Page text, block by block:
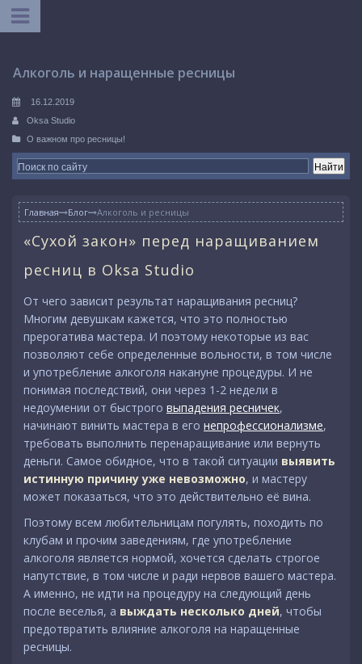
Алкоголь и наращенные ресницы
16.12.2019
Oksa Studio
О важном про ресницы!
ГлавнаяБлогАлкоголь и ресницы
«Сухой закон» перед наращиванием
ресниц в Oksa Studio
От чего зависит результат наращивания ресниц?
Многим девушкам кажется, что это полностью
прерогатива мастера. И поэтому некоторые из вас
позволяют себе определенные вольности, в том числе
и употребление алкоголя накануне процедуры. И не
понимая последствий, они через 1-2 недели в
недоумении от быстрого выпадения ресничек,
начинают винить мастера в его непрофессионализме,
требовать выполнить перенаращивание или вернуть
деньги. Самое обидное, что в такой ситуации выявить
истинную причину уже невозможно, и мастеру
может показаться, что это действительно её вина.
Поэтому всем любительницам погулять, походить по
клубам и прочим заведениям, где употребление
алкоголя является нормой, хочется сделать строгое
напутствие, в том числе и ради нервов вашего мастера.
А именно, не идти на процедуру на следующий день
после веселья, а выждать несколько дней, чтобы
предотвратить влияние алкоголя на наращенные
ресницы.